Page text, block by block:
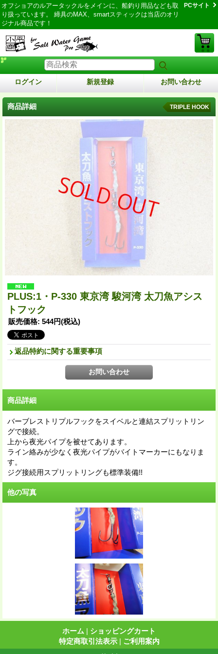
オフショアのルアータックルをメインに、船釣り用品なども取
り扱っています。 締具のMAX、smartスティックは当店のオリ
ジナル商品です！
PCサイト
ログイン 新規登録 お問い合わせ
商品詳細 TRIPLE HOOK
PLUS:1・P-330 東京湾 駿河湾 太刀魚アシス
トフック
販売価格: 544円(税込)
返品特約に関する重要事項
商品詳細
バーブレストリプルフックをスイベルと連結スプリットリン
グで接続。
上から夜光パイプを被せてあります。
ライン絡みが少なく夜光パイプがバイトマーカーにもなりま
す。
ジグ接続用スプリットリングも標準装備!!
他の写真
ホーム | ショッピングカート
特定商取引法表示 | ご利用案内